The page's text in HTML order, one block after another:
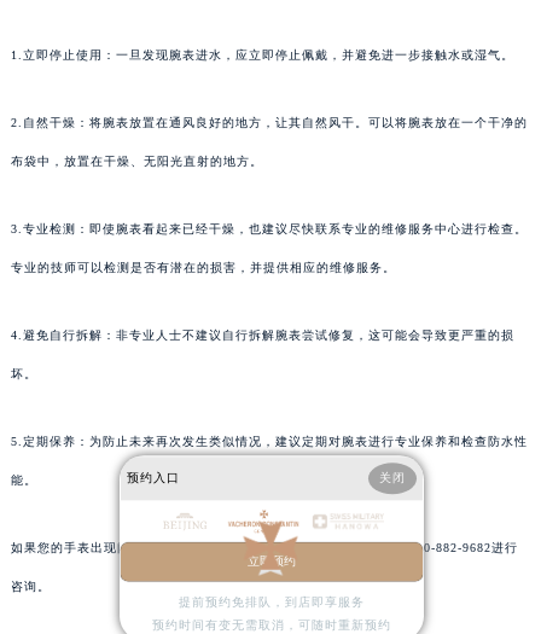
1.立即停止使用：一旦发现腕表进水，应立即停止佩戴，并避免进一步接触水或湿气。
2.自然干燥：将腕表放置在通风良好的地方，让其自然风干。可以将腕表放在一个干净的
布袋中，放置在干燥、无阳光直射的地方。
3.专业检测：即使腕表看起来已经干燥，也建议尽快联系专业的维修服务中心进行检查。
专业的技师可以检测是否有潜在的损害，并提供相应的维修服务。
4.避免自行拆解：非专业人士不建议自行拆解腕表尝试修复，这可能会导致更严重的损
坏。
5.定期保养：为防止未来再次发生类似情况，建议定期对腕表进行专业保养和检查防水性
能。
如果您的手表出现问题建议您尽快拨打江诗丹顿维修服务中心热线：400-882-9682进行
咨询。
预约入口 关闭
立即预约
提前预约免排队，到店即享服务
预约时间有变无需取消，可随时重新预约